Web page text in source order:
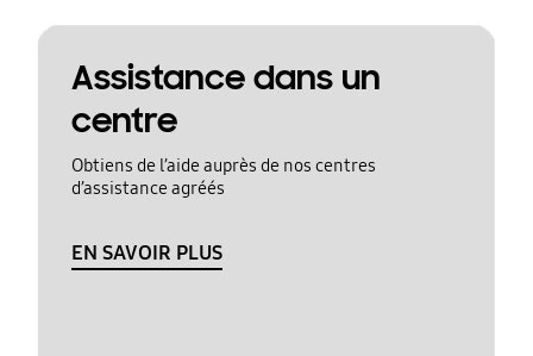
Assistance dans un
centre
Obtiens de l’aide auprès de nos centres
d’assistance agréés
EN SAVOIR PLUS